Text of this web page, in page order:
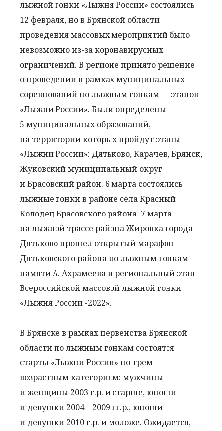
лыжной гонки «Лыжня России» состоялись
12 февраля, но в Брянской области
проведения массовых мероприятий было
невозможно из-за коронавирусных
ограничений. В регионе принято решение
о проведении в рамках муниципальных
соревнований по лыжным гонкам — этапов
«Лыжни России». Были определены
5 муниципальных образований,
на территории которых пройдут этапы
«Лыжни России»: Дятьково, Карачев, Брянск,
Жуковский муниципальный округ
и Брасовский район. 6 марта состоялись
лыжные гонки в районе села Красный
Колодец Брасовского района. 7 марта
на лыжной трассе района Жировка города
Дятьково прошел открытый марафон
Дятьковского района по лыжным гонкам
памяти А. Ахрамеева и региональный этап
Всероссийской массовой лыжной гонки
«Лыжня России -2022».
В Брянске в рамках первенства Брянской
области по лыжным гонкам состоятся
старты «Лыжни России» по трем
возрастным категориям: мужчины
и женщины 2003 г.р. и старше, юноши
и девушки 2004—2009 гг.р., юноши
и девушки 2010 г.р. и моложе. Ожидается,